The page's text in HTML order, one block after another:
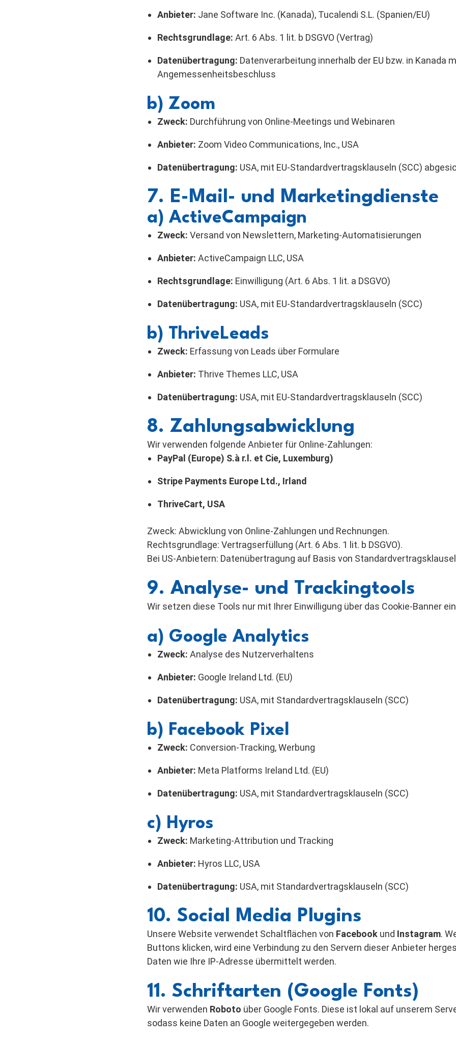
Anbieter: Jane Software Inc. (Kanada), Tucalendi S.L. (Spanien/EU)
Rechtsgrundlage: Art. 6 Abs. 1 lit. b DSGVO (Vertrag)
Datenübertragung: Datenverarbeitung innerhalb der EU bzw. in Kanada
Angemessenheitsbeschluss
b) Zoom
Zweck: Durchführung von Online-Meetings und Webinaren
Anbieter: Zoom Video Communications, Inc., USA
Datenübertragung: USA, mit EU-Standardvertragsklauseln (SCC)
7. E-Mail- und Marketingdienste
a) ActiveCampaign
Zweck: Versand von Newslettern, Marketing-Automatisierungen
Anbieter: ActiveCampaign LLC, USA
Rechtsgrundlage: Einwilligung (Art. 6 Abs. 1 lit. a DSGVO)
Datenübertragung: USA, mit EU-Standardvertragsklauseln (SCC)
b) ThriveLeads
Zweck: Erfassung von Leads über Formulare
Anbieter: Thrive Themes LLC, USA
Datenübertragung: USA, mit EU-Standardvertragsklauseln (SCC)
8. Zahlungsabwicklung
Wir verwenden folgende Anbieter für Online-Zahlungen:
PayPal (Europe) S.à r.l. et Cie, Luxemburg)
Stripe Payments Europe Ltd., Irland
ThriveCart, USA
Zweck: Abwicklung von Online-Zahlungen und Rechnungen.
Rechtsgrundlage: Vertragserfüllung (Art. 6 Abs. 1 lit. b DSGVO).
Bei US-Anbietern: Datenübertragung auf Basis von
9. Analyse- und Trackingtools
Wir setzen diese Tools nur mit Ihrer Einwilligung über das Cookie-Banner
a) Google Analytics
Zweck: Analyse des Nutzerverhaltens
Anbieter: Google Ireland Ltd. (EU)
Datenübertragung: USA, mit Standardvertragsklauseln (SCC)
b) Facebook Pixel
Zweck: Conversion-Tracking, Werbung
Anbieter: Meta Platforms Ireland Ltd. (EU)
Datenübertragung: USA, mit Standardvertragsklauseln (SCC)
c) Hyros
Zweck: Marketing-Attribution und Tracking
Anbieter: Hyros LLC, USA
Datenübertragung: USA, mit Standardvertragsklauseln (SCC)
10. Social Media Plugins
Unsere Website verwendet Schaltflächen von Facebook und Instagram.
Buttons klicken, wird eine Verbindung zu den Servern dieser Anbieter
Daten wie Ihre IP-Adresse übermittelt werden.
11. Schriftarten (Google Fonts)
Wir verwenden Roboto über Google Fonts. Diese ist lokal auf unserem
sodass keine Daten an Google weitergegeben werden.